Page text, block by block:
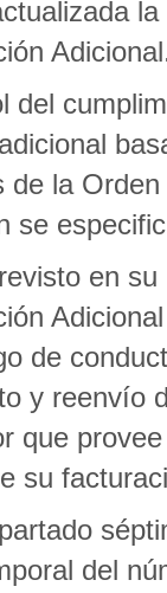
del
de la
se
en
de
y reenvío
que
su
del